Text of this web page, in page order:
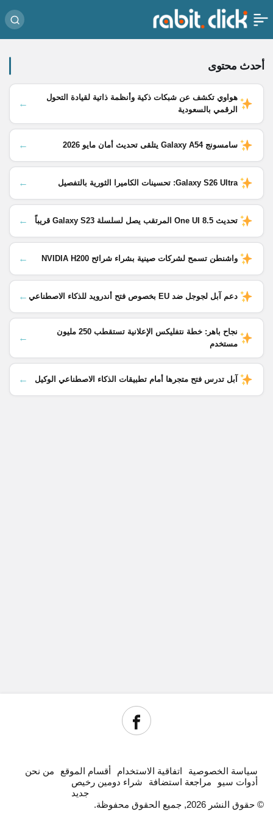
أحدث محتوى
هواوي تكشف عن شبكات ذكية وأنظمة ذاتية لقيادة التحول
الرقمي بالسعودية
←
سامسونج Galaxy A54 يتلقى تحديث أمان مايو 2026 ←
Galaxy S26 Ultra: تحسينات الكاميرا الثورية بالتفصيل ←
تحديث One UI 8.5 المرتقب يصل لسلسلة Galaxy S23 قريباً ←
واشنطن تسمح لشركات صينية بشراء شرائح NVIDIA H200 ←
دعم آبل لجوجل ضد EU بخصوص فتح أندرويد للذكاء الاصطناعي ←
نجاح باهر: خطة نتفليكس الإعلانية تستقطب 250 مليون
مستخدم
←
آبل تدرس فتح متجرها أمام تطبيقات الذكاء الاصطناعي الوكيل ←
سياسة الخصوصية اتفاقية الاستخدام أقسام الموقع
من نحن
أدوات سيو
مراجعة استضافة
شراء دومين رخيص
جديد
© حقوق النشر 2026, جميع الحقوق محفوظة.